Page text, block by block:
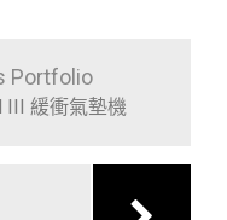
Portfolio
III 緩衝氣墊機